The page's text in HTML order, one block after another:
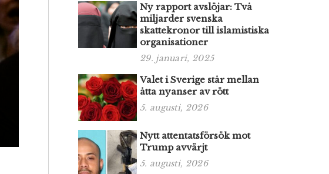
Ny rapport avslöjar: Två
miljarder svenska
skattekronor till islamistiska
organisationer
29. januari, 2025
Valet i Sverige står mellan
åtta nyanser av rött
5. augusti, 2026
Nytt attentatsförsök mot
Trump avvärjt
5. augusti, 2026